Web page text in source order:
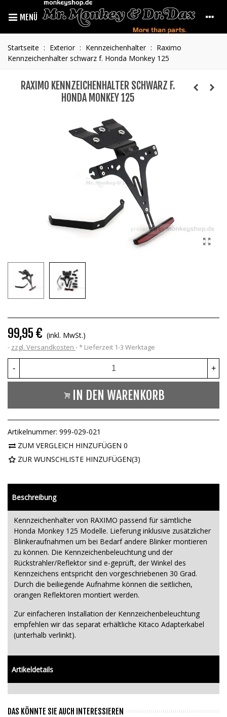
MENÜ
Startseite : Exterior : Kennzeichenhalter : Raximo
Kennzeichenhalter schwarz f. Honda Monkey 125
RAXIMO KENNZEICHENHALTER SCHWARZ F.
HONDA MONKEY 125
99,95 € (inkl. MwSt.)
zzgl. Versandkosten * Lieferzeit 1-3 Werktage
- +
IN DEN WARENKORB
Artikelnummer: 999-029-021
ZUM VERGLEICH HINZUFÜGEN 0
ZUR WUNSCHLISTE HINZUFÜGEN(3)
Beschreibung
Kennzeichenhalter von RAXIMO passend für sämtliche
Honda Monkey 125 Modelle. Lieferung inklusive zusätzlicher
Blinkeraufnahmen um bei Bedarf andere Blinker montieren
zu können. Die Kennzeichenbeleuchtung und der
Rückstrahler/Reflektor sind e-geprüft, der Winkel des
Kennzeichens entspricht den vorgeschriebenen 30 Grad.
Durch die beiliegende Aufnahme können die seitlichen,
orangen Reflektoren montiert werden.
Zur einfacheren Installation der Kennzeichenbeleuchtung
empfehlen wir das separat erhältliche Kitaco Adapterkabel
(unterhalb verlinkt).
Artikeldetails
DAS KÖNNTE SIE AUCH INTERESSIEREN